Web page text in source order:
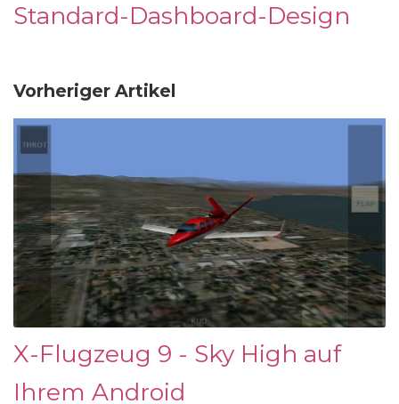
Standard-Dashboard-Design
Vorheriger Artikel
X-Flugzeug 9 - Sky High auf
Ihrem Android